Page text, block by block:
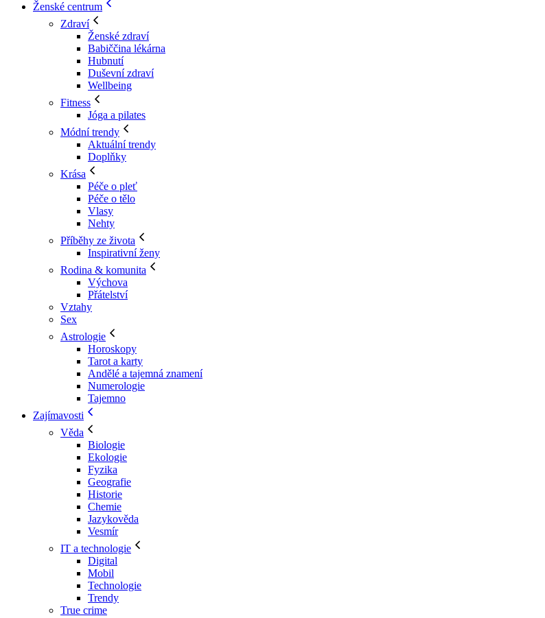
Ženské centrum
Zdraví
Ženské zdraví
Babiččina lékárna
Hubnutí
Duševní zdraví
Wellbeing
Fitness
Jóga a pilates
Módní trendy
Aktuální trendy
Doplňky
Krása
Péče o pleť
Péče o tělo
Vlasy
Nehty
Příběhy ze života
Inspirativní ženy
Rodina & komunita
Výchova
Přátelství
Vztahy
Sex
Astrologie
Horoskopy
Tarot a karty
Andělé a tajemná znamení
Numerologie
Tajemno
Zajímavosti
Věda
Biologie
Ekologie
Fyzika
Geografie
Historie
Chemie
Jazykověda
Vesmír
IT a technologie
Digital
Mobil
Technologie
Trendy
True crime